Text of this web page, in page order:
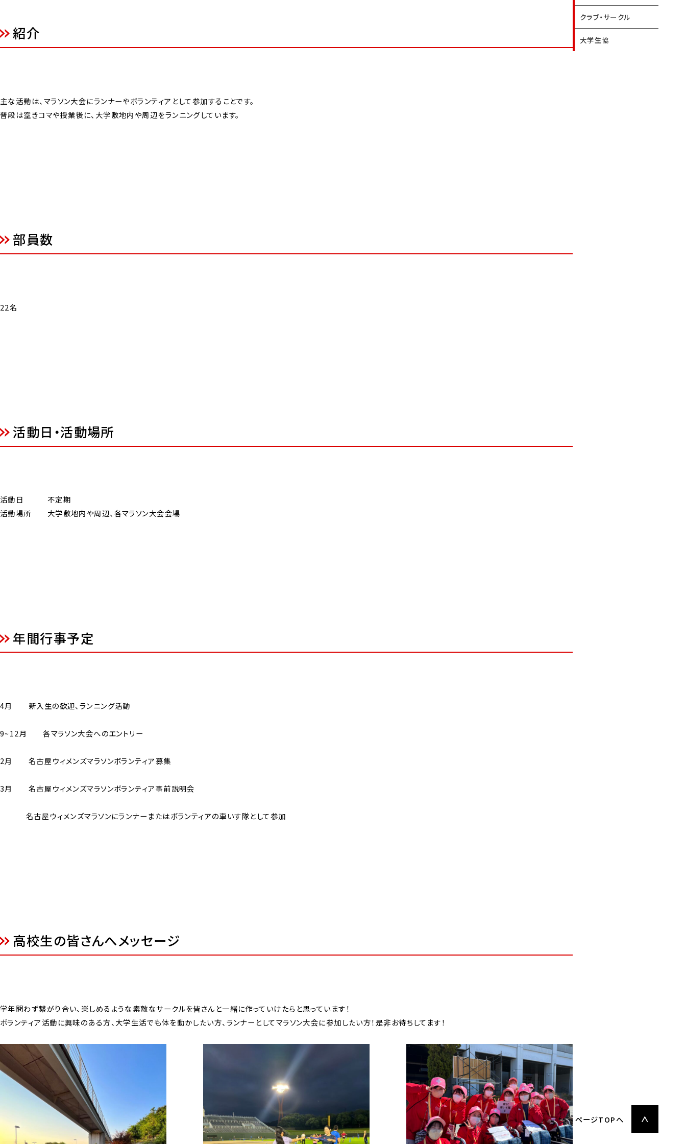
紹介
主な活動は、マラソン大会にランナーやボランティアとして参加することです。
普段は空きコマや授業後に、大学敷地内や周辺をランニングしています。
部員数
22名
活動日・活動場所
活動日 不定期
活動場所 大学敷地内や周辺、各マラソン大会会場
年間行事予定
4月 新入生の歓迎、ランニング活動
9~12月 各マラソン大会へのエントリー
2月 名古屋ウィメンズマラソンボランティア募集
3月 名古屋ウィメンズマラソンボランティア事前説明会
名古屋ウィメンズマラソンにランナーまたはボランティアの車いす隊として参加
高校生の皆さんへメッセージ
学年問わず繋がり合い、楽しめるような素敵なサークルを皆さんと一緒に作っていけたらと思っています！
ボランティア活動に興味のある方、大学生活でも体を動かしたい方、ランナーとしてマラソン大会に参加したい方！是非お待ちしてます！
クラブ・サークル
大学生協
ページTOPへ